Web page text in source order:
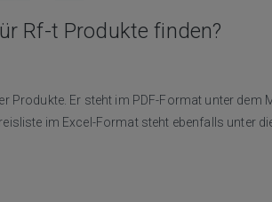
Rf-t Produkte finden?
Produkte. Er steht im PDF-Format unter dem
im Excel-Format steht ebenfalls unter